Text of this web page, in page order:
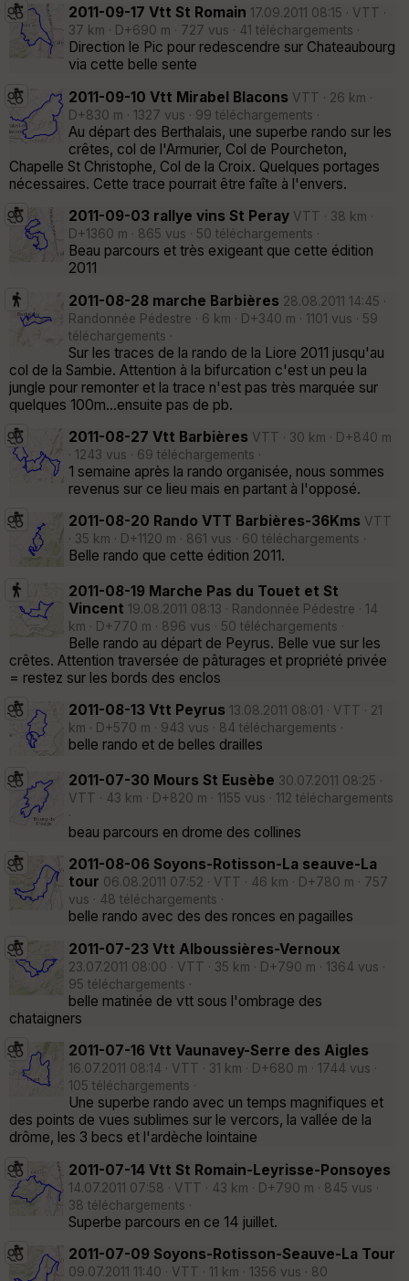
2011-09-17 Vtt St Romain 17.09.2011 08:15 · VTT ·
37 km · D+690 m · 727 vus · 41 téléchargements ·
Direction le Pic pour redescendre sur Chateaubourg
via cette belle sente
2011-09-10 Vtt Mirabel Blacons VTT · 26 km ·
D+830 m · 1327 vus · 99 téléchargements ·
Au départ des Berthalais, une superbe rando sur les
crêtes, col de l'Armurier, Col de Pourcheton,
Chapelle St Christophe, Col de la Croix. Quelques portages
nécessaires. Cette trace pourrait être faîte à l'envers.
2011-09-03 rallye vins St Peray VTT · 38 km ·
D+1360 m · 865 vus · 50 téléchargements ·
Beau parcours et très exigeant que cette édition
2011
2011-08-28 marche Barbières 28.08.2011 14:45 ·
Randonnée Pédestre · 6 km · D+340 m · 1101 vus · 59
téléchargements ·
Sur les traces de la rando de la Liore 2011 jusqu'au
col de la Sambie. Attention à la bifurcation c'est un peu la
jungle pour remonter et la trace n'est pas très marquée sur
quelques 100m...ensuite pas de pb.
2011-08-27 Vtt Barbières VTT · 30 km · D+840 m
· 1243 vus · 69 téléchargements ·
1 semaine après la rando organisée, nous sommes
revenus sur ce lieu mais en partant à l'opposé.
2011-08-20 Rando VTT Barbières-36Kms VTT
· 35 km · D+1120 m · 861 vus · 60 téléchargements ·
Belle rando que cette édition 2011.
2011-08-19 Marche Pas du Touet et St
Vincent 19.08.2011 08:13 · Randonnée Pédestre · 14
km · D+770 m · 896 vus · 50 téléchargements ·
Belle rando au départ de Peyrus. Belle vue sur les
crêtes. Attention traversée de pâturages et propriété privée
= restez sur les bords des enclos
2011-08-13 Vtt Peyrus 13.08.2011 08:01 · VTT · 21
km · D+570 m · 943 vus · 84 téléchargements ·
belle rando et de belles drailles
2011-07-30 Mours St Eusèbe 30.07.2011 08:25 ·
VTT · 43 km · D+820 m · 1155 vus · 112 téléchargements
·
beau parcours en drome des collines
2011-08-06 Soyons-Rotisson-La seauve-La
tour 06.08.2011 07:52 · VTT · 46 km · D+780 m · 757
vus · 48 téléchargements ·
belle rando avec des des ronces en pagailles
2011-07-23 Vtt Alboussières-Vernoux
23.07.2011 08:00 · VTT · 35 km · D+790 m · 1364 vus ·
95 téléchargements ·
belle matinée de vtt sous l'ombrage des
chataigners
2011-07-16 Vtt Vaunavey-Serre des Aigles
16.07.2011 08:14 · VTT · 31 km · D+680 m · 1744 vus ·
105 téléchargements ·
Une superbe rando avec un temps magnifiques et
des points de vues sublimes sur le vercors, la vallée de la
drôme, les 3 becs et l'ardèche lointaine
2011-07-14 Vtt St Romain-Leyrisse-Ponsoyes
14.07.2011 07:58 · VTT · 43 km · D+790 m · 845 vus ·
38 téléchargements ·
Superbe parcours en ce 14 juillet.
2011-07-09 Soyons-Rotisson-Seauve-La Tour
09.07.2011 11:40 · VTT · 11 km · 1356 vus · 80